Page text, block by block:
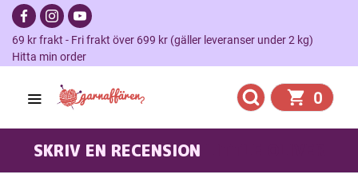
69 kr frakt - Fri frakt över 699 kr (gäller leveranser under 2 kg)
Hitta min order
0
SKRIV EN RECENSION